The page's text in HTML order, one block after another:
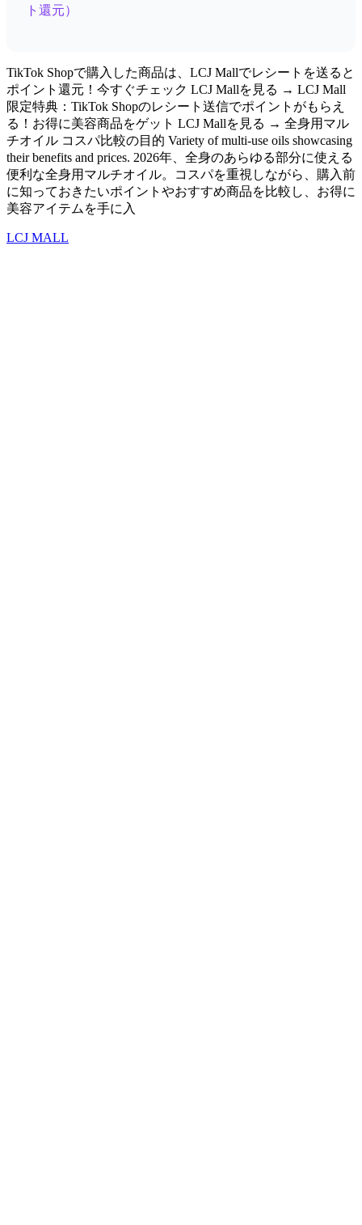
ト還元）
TikTok Shopで購入した商品は、LCJ Mallでレシートを送ると
ポイント還元！今すぐチェック LCJ Mallを見る → LCJ Mall
限定特典：TikTok Shopのレシート送信でポイントがもらえ
る！お得に美容商品をゲット LCJ Mallを見る → 全身用マル
チオイル コスパ比較の目的 Variety of multi-use oils showcasing
their benefits and prices. 2026年、全身のあらゆる部分に使える
便利な全身用マルチオイル。コスパを重視しながら、購入前
に知っておきたいポイントやおすすめ商品を比較し、お得に
美容アイテムを手に入
LCJ MALL